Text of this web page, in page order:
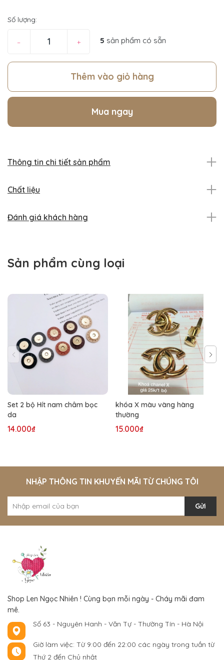
Số lượng:
– + 5 sản phẩm có sẵn
Thêm vào giỏ hàng
Mua ngay
Thông tin chi tiết sản phẩm
Chất liệu
Đánh giá khách hàng
Sản phẩm cùng loại
Set 2 bộ Hít nam châm bọc
da
14.000₫
khóa X màu vàng hàng
thường
15.000₫
NHẬP THÔNG TIN KHUYẾN MÃI TỪ CHÚNG TÔI
Gửi
Shop Len Ngọc Nhiên ! Cùng bạn mỗi ngày - Cháy mãi đam
mê.
Số 63 - Nguyên Hanh - Văn Tự - Thường Tín - Hà Nội
Giờ làm việc: Từ 9:00 đến 22:00 các ngày trong tuần từ
Thứ 2 đến Chủ nhật